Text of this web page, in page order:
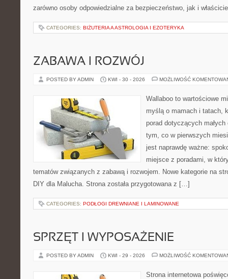
zarówno osoby odpowiedzialne za bezpieczeństwo, jak i
CATEGORIES: BIŻUTERIA A ASTROLOGIA I EZOTERYKA
ZABAWA I ROZWÓJ
POSTED BY ADMIN KWI - 30 - 2026 MOŻLIWOŚĆ
Wallaboo to wartościowe
myślą o mamach i tatach,
porad dotyczących
tym, co w pierwszych
jest naprawdę ważne:
miejsce z poradami, w
tematów związanych z zabawą i rozwojem. Nowe kategorie na
DIY dla Malucha. Strona została przygotowana z […]
CATEGORIES: PODŁOGI DREWNIANE I LAMINOWANE
SPRZĘT I WYPOSAŻENIE
POSTED BY ADMIN KWI - 29 - 2026 MOŻLIWOŚĆ
Strona internetowa